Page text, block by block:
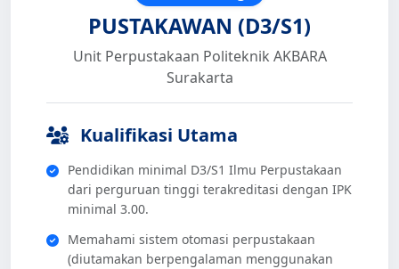
PUSTAKAWAN (D3/S1)
Unit Perpustakaan Politeknik AKBARA
Surakarta
Kualifikasi Utama
Pendidikan minimal D3/S1 Ilmu Perpustakaan
dari perguruan tinggi terakreditasi dengan IPK
minimal 3.00.
Memahami sistem otomasi perpustakaan
(diutamakan berpengalaman menggunakan